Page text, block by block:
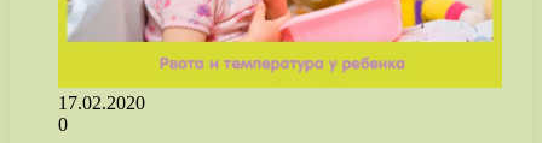
17.02.2020
0